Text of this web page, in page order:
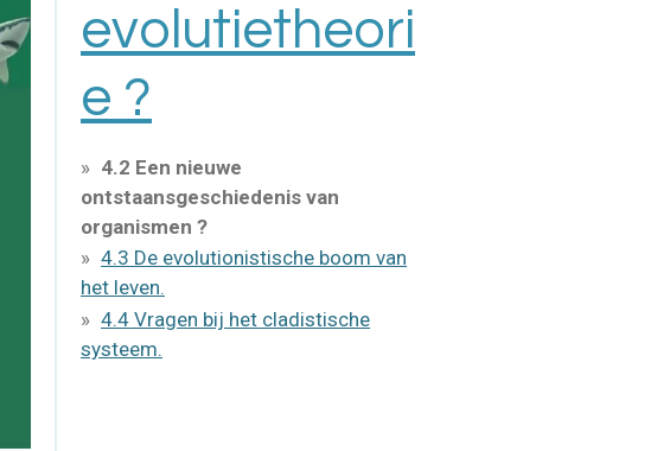
evolutietheori
e ?
4.2 Een nieuwe
ontstaansgeschiedenis van
organismen ?
4.3 De evolutionistische boom van
het leven.
4.4 Vragen bij het cladistische
systeem.